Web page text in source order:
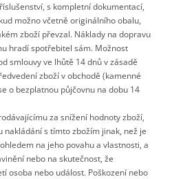
s kompletní dokumentací,
možno včetně originálního obalu,
zboží převzal. Náklady na dopravu
hradí spotřebitel sám. Možnost
smlouvy ve lhůtě 14 dnů v zásadě
zboží v obchodě (kamenné
o bezplatnou půjčovnu na dobu 14
za snížení hodnoty zboží,
nakládání s tímto zbožím jinak, než je
na jeho povahu a vlastnosti, a
nebo na skutečnost, že
osoba nebo událost. Poškození nebo